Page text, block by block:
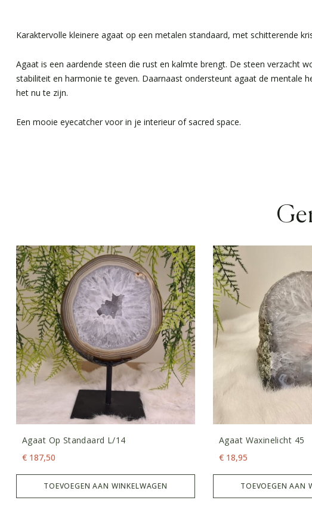
Karaktervolle kleinere agaat op een metalen standaard, met schitterende
Agaat is een aardende steen die rust en kalmte brengt. De steen verzacht
stabiliteit en harmonie te geven. Daarnaast ondersteunt agaat de mentale
het nu te zijn.
Een mooie eyecatcher voor in je interieur of sacred space.
Agaat Op Standaard L/14
€ 187,50
TOEVOEGEN AAN WINKELWAGEN
Agaat Waxinelicht 45
€ 18,95
TOEVOEGEN AAN